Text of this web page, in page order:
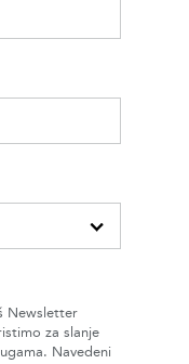
Newsletter
za slanje
Navedeni